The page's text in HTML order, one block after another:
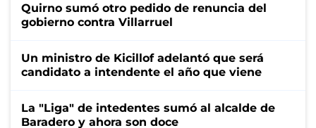
Quirno sumó otro pedido de renuncia del
gobierno contra Villarruel
Un ministro de Kicillof adelantó que será
candidato a intendente el año que viene
La "Liga" de intedentes sumó al alcalde de
Baradero y ahora son doce